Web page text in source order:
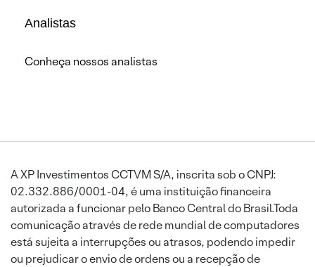
Analistas
Conheça nossos analistas
A XP Investimentos CCTVM S/A, inscrita sob o CNPJ:
02.332.886/0001-04, é uma instituição financeira
autorizada a funcionar pelo Banco Central do Brasil.Toda
comunicação através de rede mundial de computadores
está sujeita a interrupções ou atrasos, podendo impedir
ou prejudicar o envio de ordens ou a recepção de